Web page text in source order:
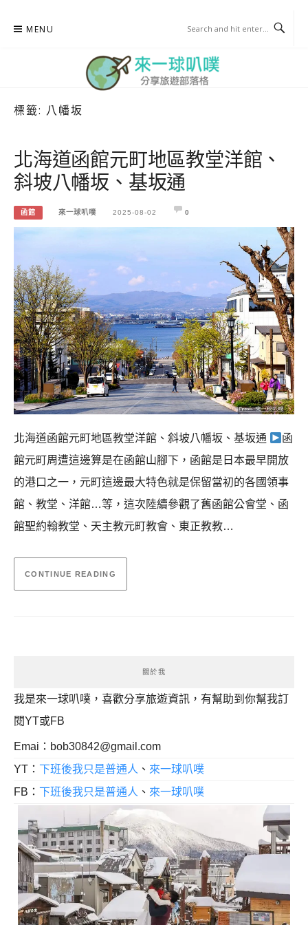
MENU
標籤: 八幡坂
北海道函館元町地區教堂洋館、
斜坡八幡坂、基坂通
函館 來一球叭噗 2025-08-02 0
北海道函館元町地區教堂洋館、斜坡八幡坂、基坂通
函
館元町周遭這邊算是在函館山腳下，函館是日本最早開放
的港口之一，元町這邊最大特色就是保留當初的各國領事
館、教堂、洋館…等，這次陸續參觀了舊函館公會堂、函
館聖約翰教堂、天主教元町教會、東正教教…
CONTINUE READING
關於我
我是來一球叭噗，喜歡分享旅遊資訊，有幫助到你幫我訂
閱YT或FB
Emai： bob30842@gmail.com
YT： 下班後我只是普通人 、 來一球叭噗
FB： 下班後我只是普通人 、 來一球叭噗